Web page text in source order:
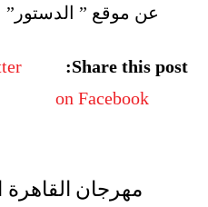
عن موقع ” الدستور” بتاريخ 19
Share this post:
on Facebook
مهرجان القاهرة